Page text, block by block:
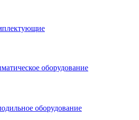
оборудование
оборудование